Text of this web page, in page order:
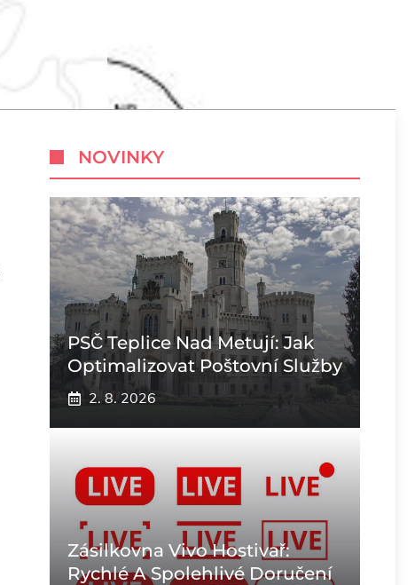
NOVINKY
PSČ Teplice Nad Metují: Jak
Optimalizovat Poštovní Služby
2. 8. 2026
Zásilkovna Vivo Hostivař:
Rychlé A Spolehlivé Doručení